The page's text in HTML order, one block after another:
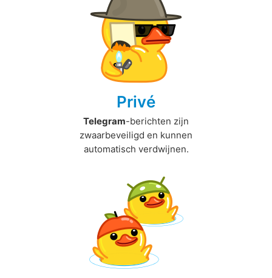
Privé
Telegram-berichten zijn
zwaarbeveiligd en kunnen
automatisch verdwijnen.